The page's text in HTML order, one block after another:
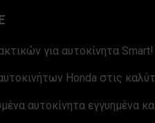
για αυτοκίνητα Smart!
Honda στις
αυτοκίνητα εγγυημένα